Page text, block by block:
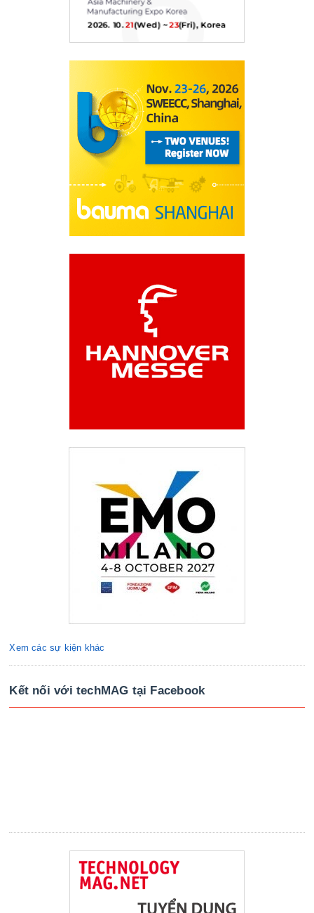
Xem các sự kiện khác
Kết nối với techMAG tại Facebook